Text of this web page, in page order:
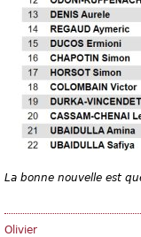
La bonne nouvelle est
Olivier